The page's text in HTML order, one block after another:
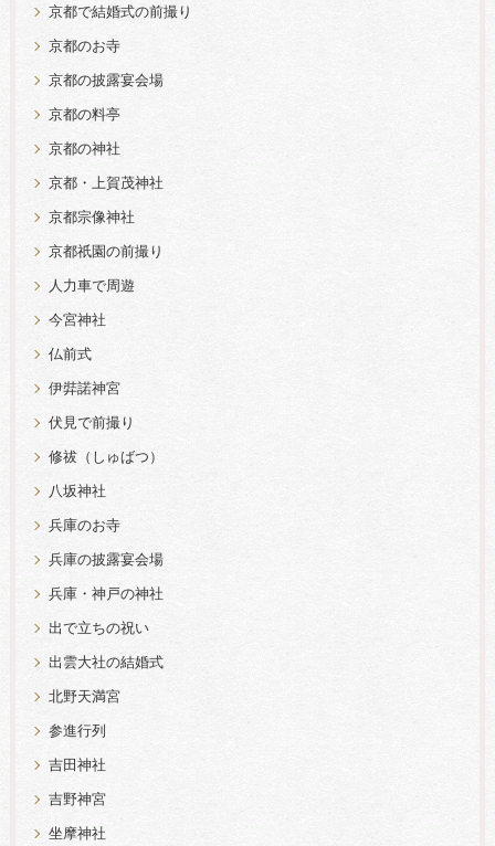
京都で結婚式の前撮り
京都のお寺
京都の披露宴会場
京都の料亭
京都の神社
京都・上賀茂神社
京都宗像神社
京都祇園の前撮り
人力車で周遊
今宮神社
仏前式
伊弉諾神宮
伏見で前撮り
修祓（しゅばつ）
八坂神社
兵庫のお寺
兵庫の披露宴会場
兵庫・神戸の神社
出で立ちの祝い
出雲大社の結婚式
北野天満宮
参進行列
吉田神社
吉野神宮
坐摩神社